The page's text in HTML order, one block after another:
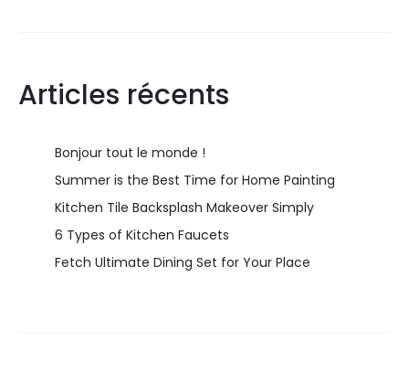
Articles récents
Bonjour tout le monde !
Summer is the Best Time for Home Painting
Kitchen Tile Backsplash Makeover Simply
6 Types of Kitchen Faucets
Fetch Ultimate Dining Set for Your Place